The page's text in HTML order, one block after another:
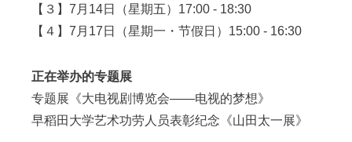
【３】7月14日（星期五）17:00 - 18:30
【４】7月17日（星期一・节假日）15:00 - 16:30
正在举办的专题展
专题展《大电视剧博览会――电视的梦想》
早稻田大学艺术功劳人员表彰纪念《山田太一展》